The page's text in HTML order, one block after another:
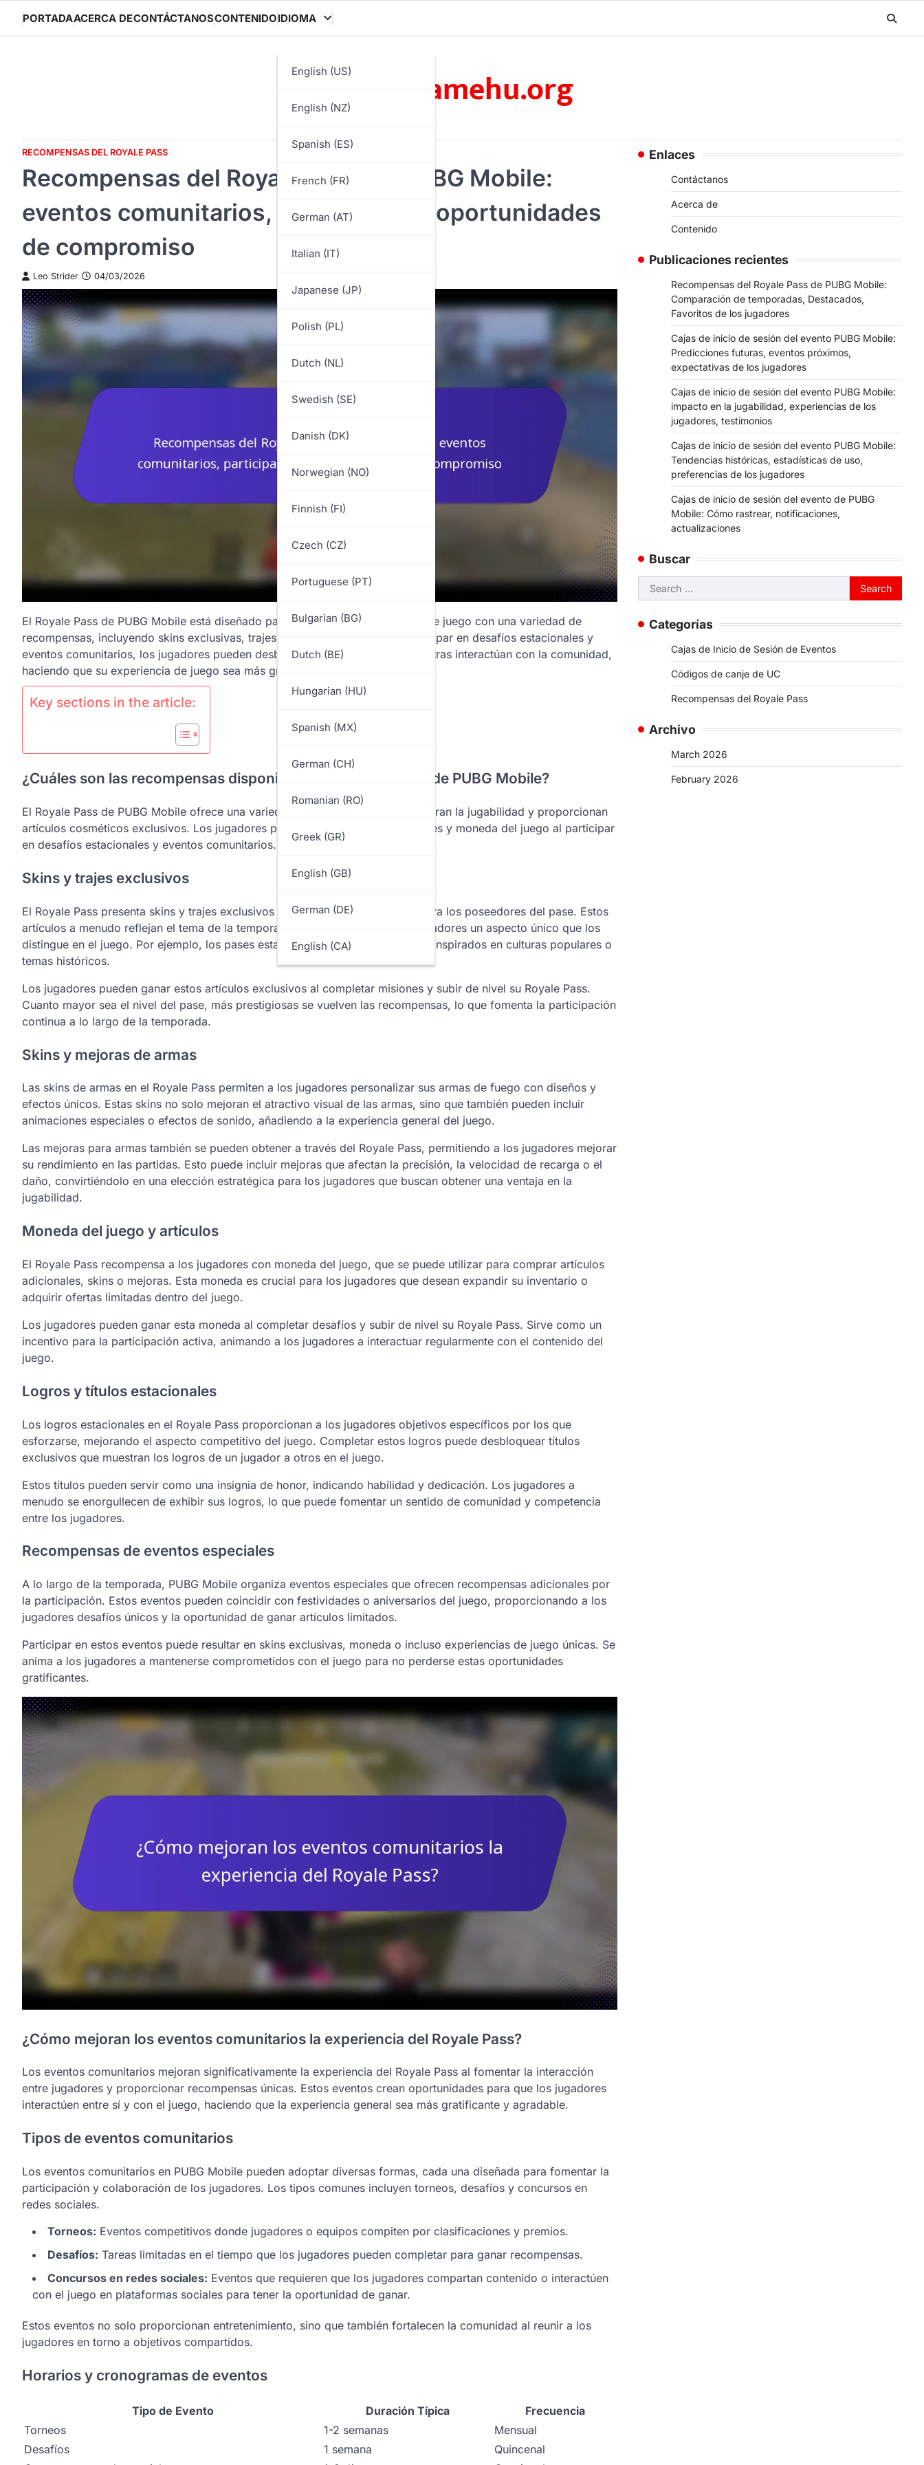
content
PORTADAACERCA DECONTÁCTANOSCONTENIDOIDIOMA
English (US)
English (NZ)
Spanish (ES)
French (FR)
German (AT)
Italian (IT)
Japanese (JP)
Polish (PL)
Dutch (NL)
Swedish (SE)
Danish (DK)
Norwegian (NO)
Finnish (FI)
Czech (CZ)
Portuguese (PT)
Bulgarian (BG)
Dutch (BE)
Hungarian (HU)
Spanish (MX)
German (CH)
Romanian (RO)
Greek (GR)
English (GB)
German (DE)
English (CA)
omenamehu.org
RECOMPENSAS DEL ROYALE PASS
Recompensas del Royale Pass de PUBG Mobile:
eventos comunitarios, participación, oportunidades
de compromiso
Leo Strider 04/03/2026
El Royale Pass de PUBG Mobile está diseñado para enriquecer la experiencia de juego con una variedad de
recompensas, incluyendo skins exclusivas, trajes y moneda del juego. Al participar en desafíos estacionales y
eventos comunitarios, los jugadores pueden desbloquear artículos únicos mientras interactúan con la comunidad,
haciendo que su experiencia de juego sea más gratificante y agradable.
Key sections in the article:
¿Cuáles son las recompensas disponibles en el Royale Pass de PUBG Mobile?
El Royale Pass de PUBG Mobile ofrece una variedad de recompensas que mejoran la jugabilidad y proporcionan
artículos cosméticos exclusivos. Los jugadores pueden ganar skins únicas, trajes y moneda del juego al participar
en desafíos estacionales y eventos comunitarios.
Skins y trajes exclusivos
El Royale Pass presenta skins y trajes exclusivos que solo están disponibles para los poseedores del pase. Estos
artículos a menudo reflejan el tema de la temporada, proporcionando a los jugadores un aspecto único que los
distingue en el juego. Por ejemplo, los pases estacionales pueden incluir trajes inspirados en culturas populares o
temas históricos.
Los jugadores pueden ganar estos artículos exclusivos al completar misiones y subir de nivel su Royale Pass.
Cuanto mayor sea el nivel del pase, más prestigiosas se vuelven las recompensas, lo que fomenta la participación
continua a lo largo de la temporada.
Skins y mejoras de armas
Las skins de armas en el Royale Pass permiten a los jugadores personalizar sus armas de fuego con diseños y
efectos únicos. Estas skins no solo mejoran el atractivo visual de las armas, sino que también pueden incluir
animaciones especiales o efectos de sonido, añadiendo a la experiencia general del juego.
Las mejoras para armas también se pueden obtener a través del Royale Pass, permitiendo a los jugadores mejorar
su rendimiento en las partidas. Esto puede incluir mejoras que afectan la precisión, la velocidad de recarga o el
daño, convirtiéndolo en una elección estratégica para los jugadores que buscan obtener una ventaja en la
jugabilidad.
Moneda del juego y artículos
El Royale Pass recompensa a los jugadores con moneda del juego, que se puede utilizar para comprar artículos
adicionales, skins o mejoras. Esta moneda es crucial para los jugadores que desean expandir su inventario o
adquirir ofertas limitadas dentro del juego.
Los jugadores pueden ganar esta moneda al completar desafíos y subir de nivel su Royale Pass. Sirve como un
incentivo para la participación activa, animando a los jugadores a interactuar regularmente con el contenido del
juego.
Logros y títulos estacionales
Los logros estacionales en el Royale Pass proporcionan a los jugadores objetivos específicos por los que
esforzarse, mejorando el aspecto competitivo del juego. Completar estos logros puede desbloquear títulos
exclusivos que muestran los logros de un jugador a otros en el juego.
Estos títulos pueden servir como una insignia de honor, indicando habilidad y dedicación. Los jugadores a
menudo se enorgullecen de exhibir sus logros, lo que puede fomentar un sentido de comunidad y competencia
entre los jugadores.
Recompensas de eventos especiales
A lo largo de la temporada, PUBG Mobile organiza eventos especiales que ofrecen recompensas adicionales por
la participación. Estos eventos pueden coincidir con festividades o aniversarios del juego, proporcionando a los
jugadores desafíos únicos y la oportunidad de ganar artículos limitados.
Participar en estos eventos puede resultar en skins exclusivas, moneda o incluso experiencias de juego únicas. Se
anima a los jugadores a mantenerse comprometidos con el juego para no perderse estas oportunidades
gratificantes.
¿Cómo mejoran los eventos comunitarios la experiencia del Royale Pass?
Los eventos comunitarios mejoran significativamente la experiencia del Royale Pass al fomentar la interacción
entre jugadores y proporcionar recompensas únicas. Estos eventos crean oportunidades para que los jugadores
interactúen entre sí y con el juego, haciendo que la experiencia general sea más gratificante y agradable.
Tipos de eventos comunitarios
Los eventos comunitarios en PUBG Mobile pueden adoptar diversas formas, cada una diseñada para fomentar la
participación y colaboración de los jugadores. Los tipos comunes incluyen torneos, desafíos y concursos en
redes sociales.
Torneos: Eventos competitivos donde jugadores o equipos compiten por clasificaciones y premios.
Desafíos: Tareas limitadas en el tiempo que los jugadores pueden completar para ganar recompensas.
Concursos en redes sociales: Eventos que requieren que los jugadores compartan contenido o interactúen
con el juego en plataformas sociales para tener la oportunidad de ganar.
Estos eventos no solo proporcionan entretenimiento, sino que también fortalecen la comunidad al reunir a los
jugadores en torno a objetivos compartidos.
Horarios y cronogramas de eventos
Tipo de Evento Duración Típica
Frecuencia
Torneos
1-2 semanas
Mensual
Desafíos
1 semana
Quincenal
Enlaces
Contáctanos
Acerca de
Contenido
Publicaciones recientes
Recompensas del Royale Pass de PUBG Mobile:
Comparación de temporadas, Destacados,
Favoritos de los jugadores
Cajas de inicio de sesión del evento PUBG Mobile:
Predicciones futuras, eventos próximos,
expectativas de los jugadores
Cajas de inicio de sesión del evento PUBG Mobile:
impacto en la jugabilidad, experiencias de los
jugadores, testimonios
Cajas de inicio de sesión del evento PUBG Mobile:
Tendencias históricas, estadísticas de uso,
preferencias de los jugadores
Cajas de inicio de sesión del evento de PUBG
Mobile: Cómo rastrear, notificaciones,
actualizaciones
Buscar
Search
for:
Categorías
Cajas de Inicio de Sesión de Eventos
Códigos de canje de UC
Recompensas del Royale Pass
Archivo
March 2026
February 2026